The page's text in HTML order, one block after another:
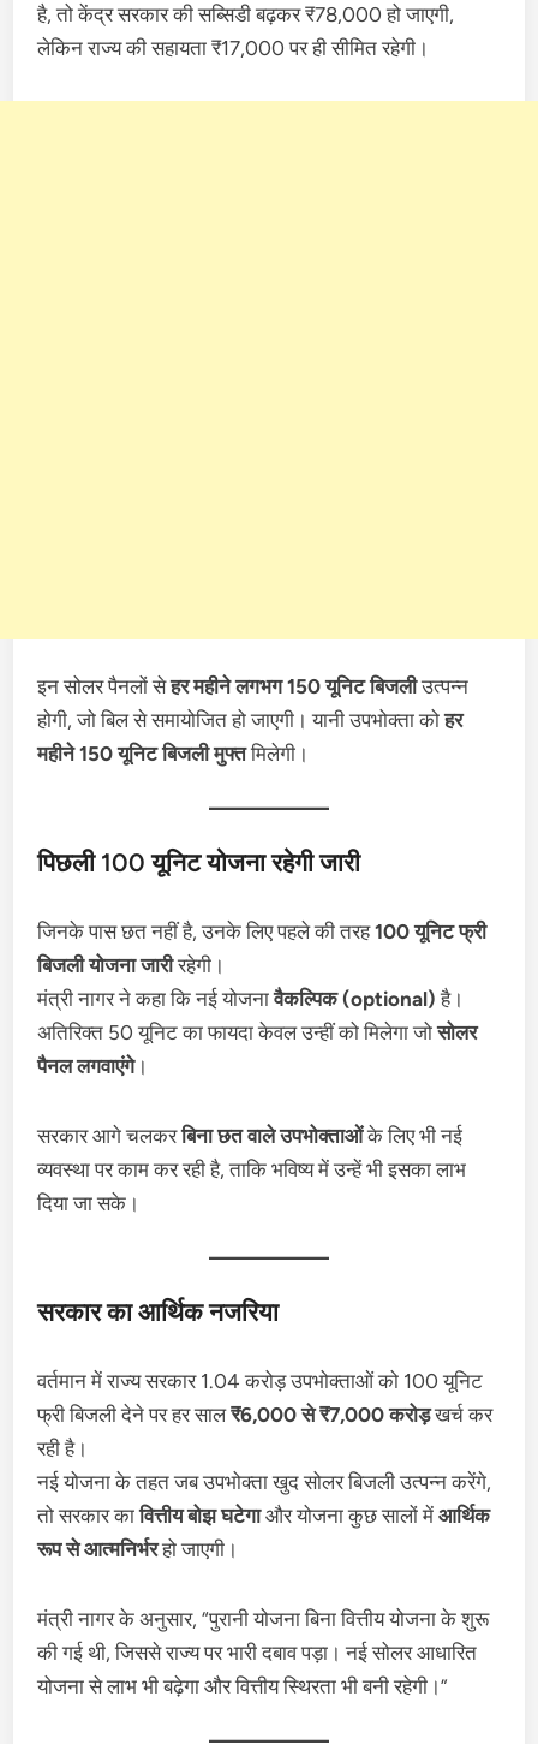
है, तो केंद्र सरकार की सब्सिडी बढ़कर ₹78,000 हो जाएगी,
लेकिन राज्य की सहायता ₹17,000 पर ही सीमित रहेगी।
इन सोलर पैनलों सेहर महीने लगभग 150 यूनिट बिजलीउत्पन्न
होगी, जो बिल से समायोजित हो जाएगी। यानी उपभोक्ता कोहर
महीने 150 यूनिट बिजली मुफ्तमिलेगी।
पिछली 100 यूनिट योजना रहेगी जारी
जिनके पास छत नहीं है, उनके लिए पहले की तरह100 यूनिट फ्री
बिजली योजना जारीरहेगी।
मंत्री नागर ने कहा कि नई योजनावैकल्पिक (optional) है।
अतिरिक्त 50 यूनिट का फायदा केवल उन्हीं को मिलेगा जोसोलर
पैनल लगवाएंगे।
सरकार आगे चलकरबिना छत वाले उपभोक्ताओंके लिए भी नई
व्यवस्था पर काम कर रही है, ताकि भविष्य में उन्हें भी इसका लाभ
दिया जा सके।
सरकार का आर्थिक नजरिया
वर्तमान में राज्य सरकार 1.04 करोड़ उपभोक्ताओं को 100 यूनिट
फ्री बिजली देने पर हर साल₹6,000 से ₹7,000 करोड़खर्च कर
रही है।
नई योजना के तहत जब उपभोक्ता खुद सोलर बिजली उत्पन्न करेंगे,
तो सरकार कावित्तीय बोझ घटेगाऔर योजना कुछ सालों मेंआर्थिक
रूप से आत्मनिर्भरहो जाएगी।
मंत्री नागर के अनुसार, “पुरानी योजना बिना वित्तीय योजना के शुरू
की गई थी, जिससे राज्य पर भारी दबाव पड़ा। नई सोलर आधारित
योजना से लाभ भी बढ़ेगा और वित्तीय स्थिरता भी बनी रहेगी।”